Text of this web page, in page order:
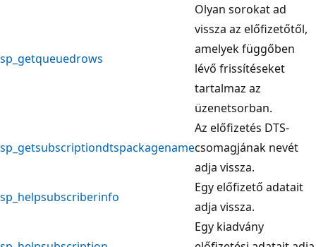
sp_getqueuedrows
Olyan sorokat ad
vissza az előfizetőtől,
amelyek függőben
lévő frissítéseket
tartalmaz az
üzenetsorban.
sp_getsubscriptiondtspackagename
Az előfizetés DTS-
csomagjának nevét
adja vissza.
sp_helpsubscriberinfo
Egy előfizető adatait
adja vissza.
Egy kiadvány